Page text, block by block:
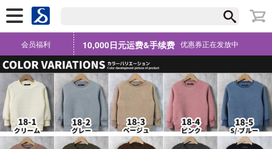
会员福利 10,000日元运费&手续费 优惠券正在发放中